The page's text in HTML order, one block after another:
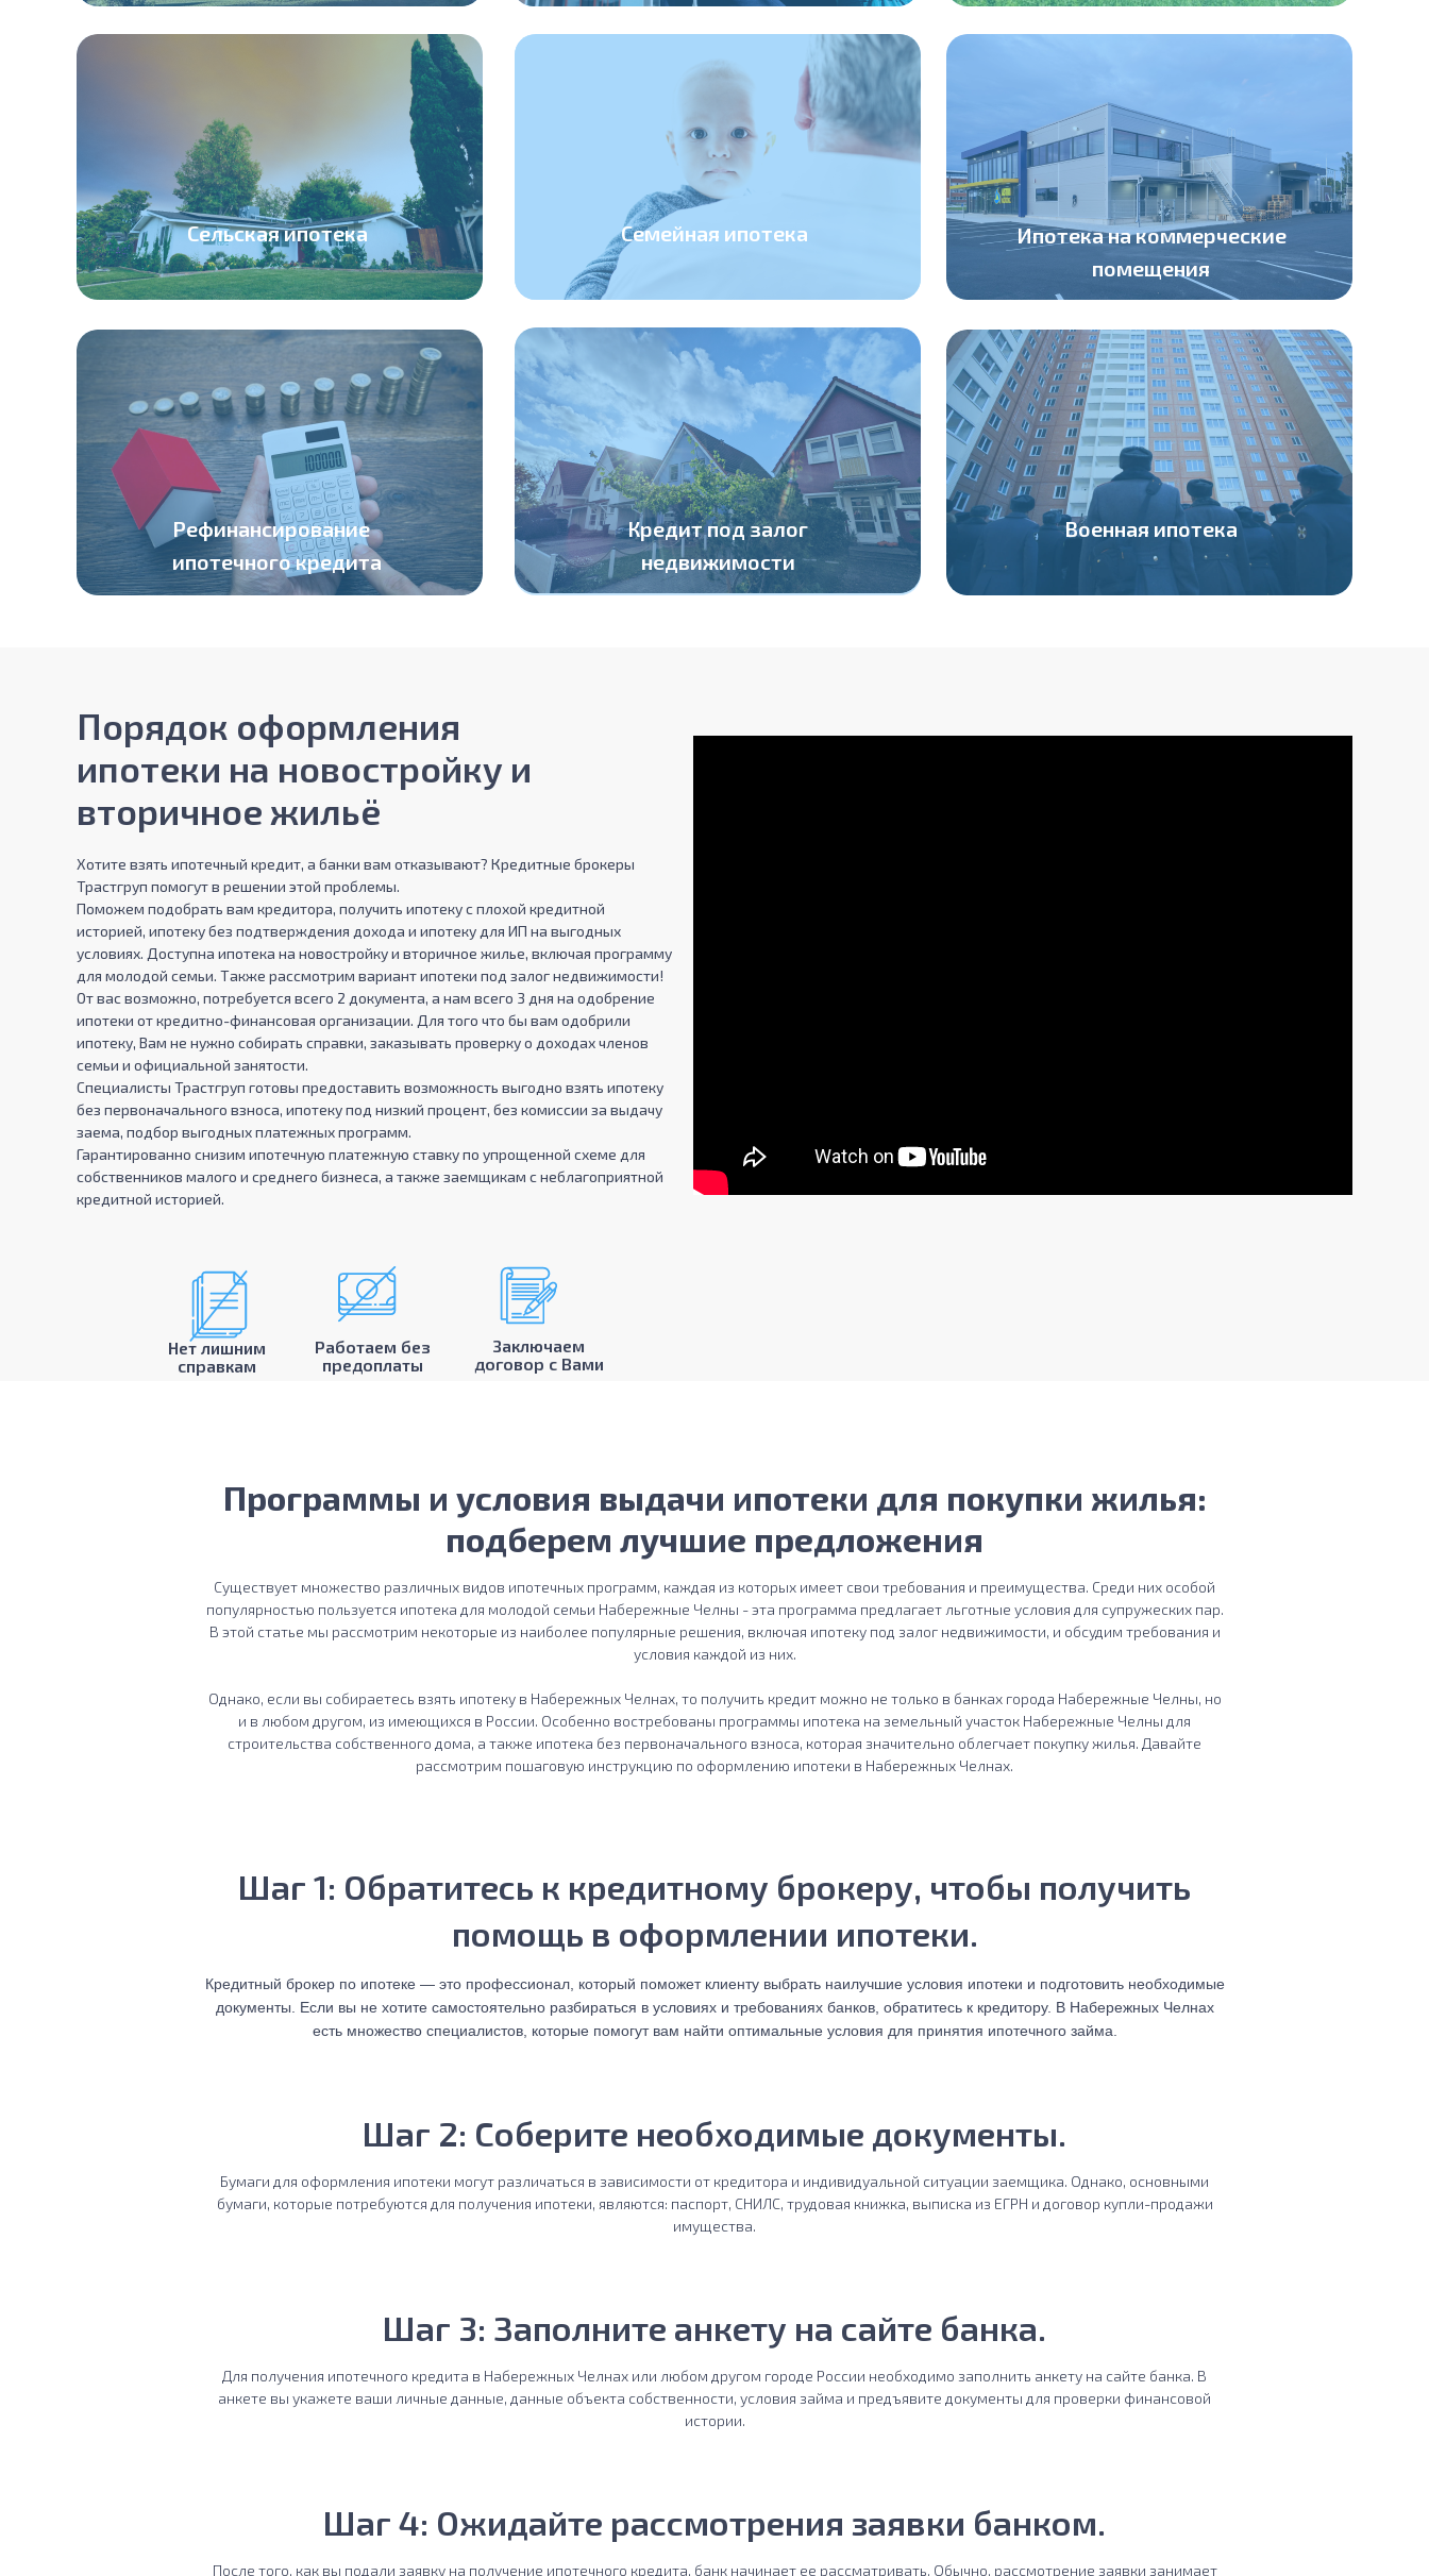
Сельская ипотека
Рефинансирование
ипотечного кредита
Семейная ипотека
Кредит под залог
недвижимости
Ипотека на коммерческие
помещения
Военная ипотека
Заключаем
договор с Вами
Работаем без
предоплаты
Нет лишним
справкам
Порядок оформления
ипотеки на новостройку и
вторичное жильё
Хотите взять ипотечный кредит, а банки вам отказывают? Кредитные брокеры
Трастгруп помогут в решении этой проблемы.
Поможем подобрать вам кредитора, получить ипотеку с плохой кредитной
историей, ипотеку без подтверждения дохода и ипотеку для ИП на выгодных
условиях. Доступна ипотека на новостройку и вторичное жилье, включая программу
для молодой семьи. Также рассмотрим вариант ипотеки под залог недвижимости!
От вас возможно, потребуется всего 2 документа, а нам всего 3 дня на одобрение
ипотеки от кредитно-финансовая организации. Для того что бы вам одобрили
ипотеку, Вам не нужно собирать справки, заказывать проверку о доходах членов
семьи и официальной занятости.
Специалисты Трастгруп готовы предоставить возможность выгодно взять ипотеку
без первоначального взноса, ипотеку под низкий процент, без комиссии за выдачу
заема, подбор выгодных платежных программ.
Гарантированно снизим ипотечную платежную ставку по упрощенной схеме для
собственников малого и среднего бизнеса, а также заемщикам с неблагоприятной
кредитной историей.
Программы и условия выдачи ипотеки для покупки жилья:
подберем лучшие предложения
Существует множество различных видов ипотечных программ, каждая из которых имеет свои требования и преимущества. Среди них особой
популярностью пользуется ипотека для молодой семьи Набережные Челны - эта программа предлагает льготные условия для супружеских пар.
В этой статье мы рассмотрим некоторые из наиболее популярные решения, включая ипотеку под залог недвижимости, и обсудим требования и
условия каждой из них.
Однако, если вы собираетесь взять ипотеку в Набережных Челнах, то получить кредит можно не только в банках города Набережные Челны, но
и в любом другом, из имеющихся в России. Особенно востребованы программы ипотека на земельный участок Набережные Челны для
строительства собственного дома, а также ипотека без первоначального взноса, которая значительно облегчает покупку жилья. Давайте
рассмотрим пошаговую инструкцию по оформлению ипотеки в Набережных Челнах.
Шаг 1: Обратитесь к кредитному брокеру, чтобы получить
помощь в оформлении ипотеки.
Кредитный брокер по ипотеке — это профессионал, который поможет клиенту выбрать наилучшие условия ипотеки и подготовить необходимые
документы. Если вы не хотите самостоятельно разбираться в условиях и требованиях банков, обратитесь к кредитору. В Набережных Челнах
есть множество специалистов, которые помогут вам найти оптимальные условия для принятия ипотечного займа.
Шаг 2: Соберите необходимые документы.
Бумаги для оформления ипотеки могут различаться в зависимости от кредитора и индивидуальной ситуации заемщика. Однако, основными
бумаги, которые потребуются для получения ипотеки, являются: паспорт, СНИЛС, трудовая книжка, выписка из ЕГРН и договор купли-продажи
имущества.
Шаг 3: Заполните анкету на сайте банка.
Для получения ипотечного кредита в Набережных Челнах или любом другом городе России необходимо заполнить анкету на сайте банка. В
анкете вы укажете ваши личные данные, данные объекта собственности, условия займа и предъявите документы для проверки финансовой
истории.
Шаг 4: Ожидайте рассмотрения заявки банком.
После того, как вы подали заявку на получение ипотечного кредита, банк начинает ее рассматривать. Обычно, рассмотрение заявки занимает